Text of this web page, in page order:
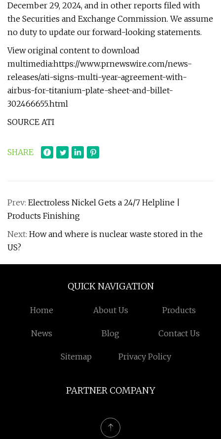
December 29, 2024, and in other reports filed with
the Securities and Exchange Commission. We assume
no duty to update our forward-looking statements.
View original content to download
multimedia:https://www.prnewswire.com/news-
releases/ati-signs-multi-year-agreement-with-
airbus-for-titanium-plate-sheet-and-billet-
302466655.html
SOURCE ATI
SHARE
Prev: Electroless Nickel Gets a 24/7 Helpline |
Products Finishing
Next: How and where is nuclear waste stored in the
US?
QUICK NAVIGATION
Home About Us Products
News Blog Contact Us
Sitemap Privacy Policy
PARTNER COMPANY